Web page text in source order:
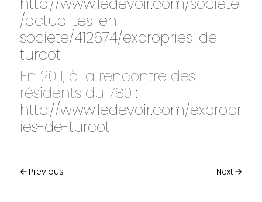
/actualites-en-
societe/412674/expropries-de-
turcot
En 2011, à la rencontre des
résidents du 780 :
http://www.ledevoir.com/expropr
ies-de-turcot
Post navigation
Previous Next